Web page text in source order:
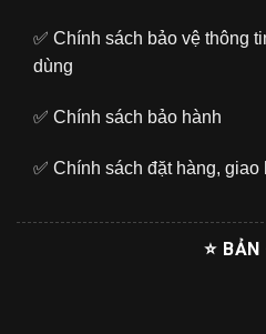
✅ Chính sách bảo vệ thông
dùng
✅ Chính sách bảo hành
✅ Chính sách đặt hàng, giao
⭐